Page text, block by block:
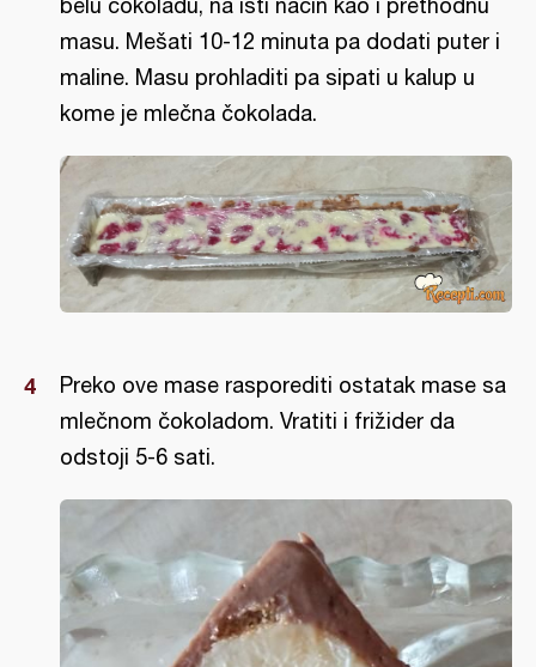
belu čokoladu, na isti način kao i prethodnu
masu. Mešati 10-12 minuta pa dodati puter i
maline. Masu prohladiti pa sipati u kalup u
kome je mlečna čokolada.
Preko ove mase rasporediti ostatak mase sa
mlečnom čokoladom. Vratiti i frižider da
odstoji 5-6 sati.